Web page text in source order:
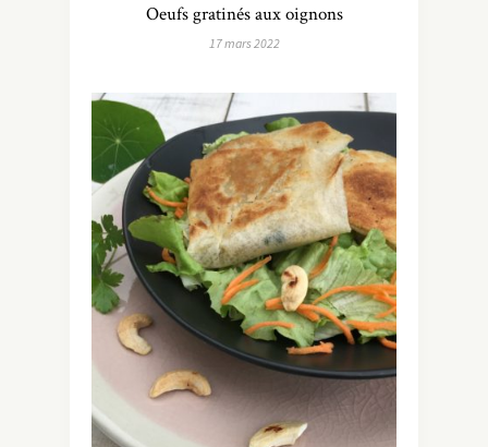
Oeufs gratinés aux oignons
17 mars 2022